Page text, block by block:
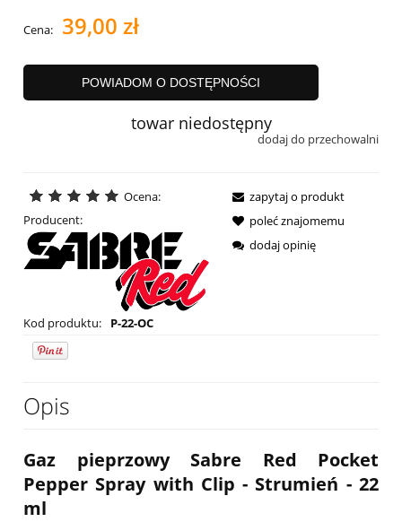
Cena: 39,00 zł
POWIADOM O DOSTĘPNOŚCI
towar niedostępny
dodaj do przechowalni
Ocena:
Producent:
Kod produktu: P-22-OC
zapytaj o produkt
poleć znajomemu
dodaj opinię
Opis
Gaz pieprzowy Sabre Red Pocket
Pepper Spray with Clip - Strumień - 22
ml